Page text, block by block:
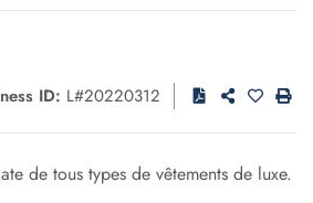
ID: L#20220312
de tous types de vêtements de luxe.